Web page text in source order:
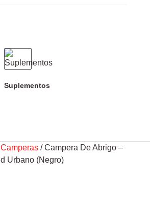
Suplementos
Camperas / Campera De Abrigo –
Urbano (Negro)